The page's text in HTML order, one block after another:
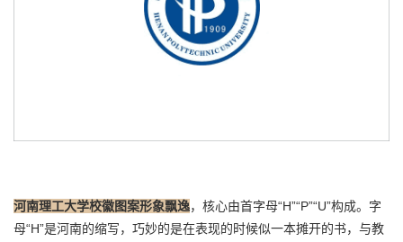
河南理工大学校徽图案形象飘逸，核心由首字母“H”“P”“U”构成。字
母“H”是河南的缩写，巧妙的是在表现的时候似一本摊开的书，与教